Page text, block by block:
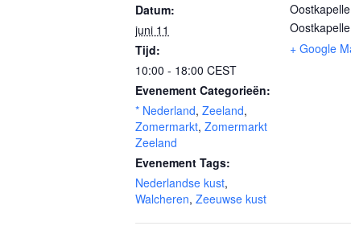
Datum:
juni 11
Tijd:
10:00 - 18:00 CEST
Evenement Categorieën:
* Nederland, Zeeland,
Zomermarkt, Zomermarkt
Zeeland
Evenement Tags:
Nederlandse kust,
Walcheren, Zeeuwse kust
Oostkapelle
Oostkapelle
+ Google